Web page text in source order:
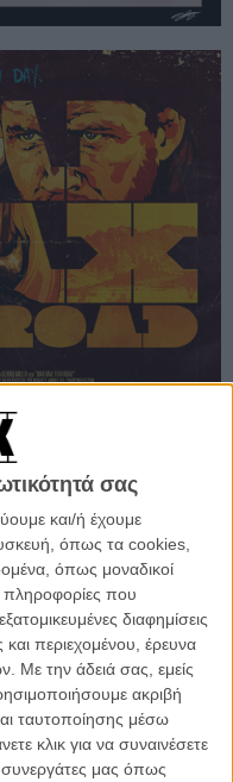
σας
και/ή έχουμε
όπως τα cookies,
όπως μοναδικοί
πληροφορίες που
διαφημίσεις
περιεχομένου, έρευνα
Με την άδειά σας, εμείς
ακριβή
ταυτοποίησης μέσω
κλικ για να συναινέσετε
μας όπως